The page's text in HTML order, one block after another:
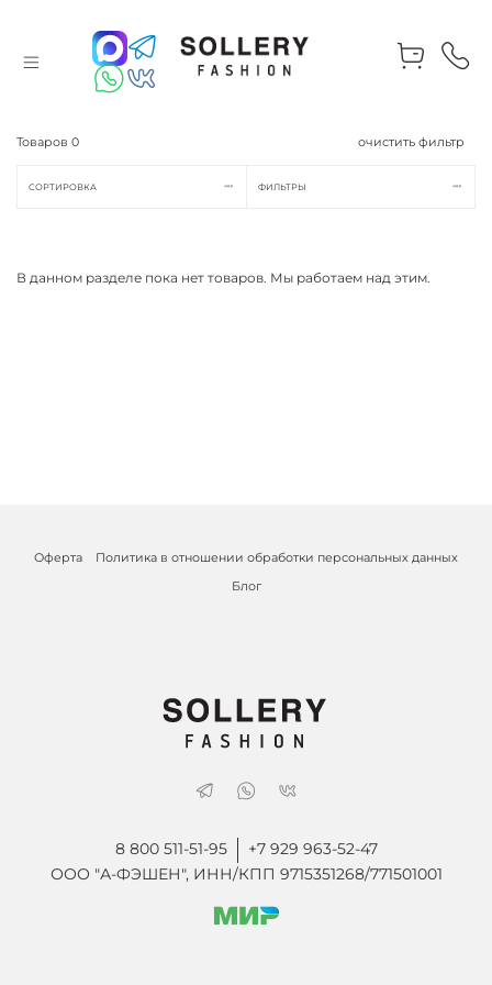
Товаров 0 очистить фильтр
СОРТИРОВКА ФИЛЬТРЫ
В данном разделе пока нет товаров. Мы работаем над этим.
Оферта
Политика в отношении обработки персональных данных
Блог
8 800 511-51-95
+7 929 963-52-47
ООО "А-ФЭШЕН", ИНН/КПП 9715351268/771501001